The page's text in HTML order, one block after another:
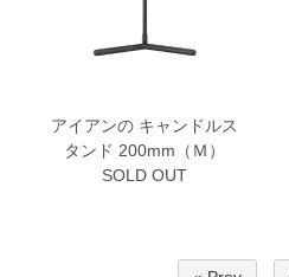
アイアンの キャンドルス
タンド 200mm（Ｍ）
SOLD OUT